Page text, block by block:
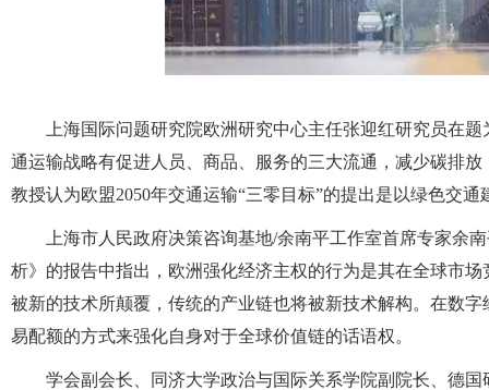
上海国际问题研究院欧洲研究中心主任张迎红研究员在
通运输战略有促进人员、商品、服务的三大流通，减少碳排
教授认为欧盟2050年交通运输“三零目标”的提出是以绿色交
上海市人民政府决策咨询基地/余南平工作室首席专家余
析》的报告中指出，欧洲强化经济主权的行为是其在全球市
被新的技术所颠覆，传统的产业链也将被新技术解构。在数
易配额的方式来强化自身对于全球价值链的话语权。
学会副会长、同济大学政治与国际关系学院副院长、德